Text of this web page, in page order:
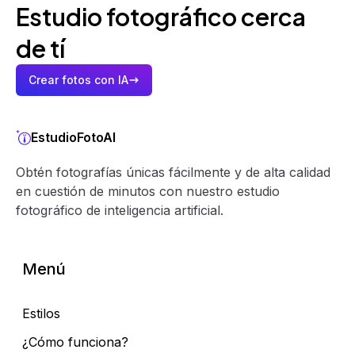
Estudio fotográfico cerca
de tí
Crear fotos con IA
EstudioFotoAI
Obtén fotografías únicas fácilmente y de alta calidad
en cuestión de minutos con nuestro estudio
fotográfico de inteligencia artificial.
Menú
Estilos
¿Cómo funciona?